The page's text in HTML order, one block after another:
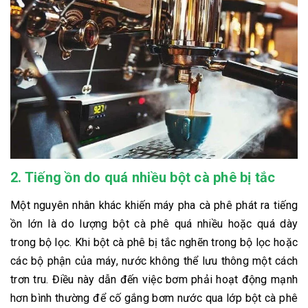
2. Tiếng ồn do quá nhiều bột cà phê bị tắc
Một nguyên nhân khác khiến máy pha cà phê phát ra tiếng
ồn lớn là do lượng bột cà phê quá nhiều hoặc quá dày
trong bộ lọc. Khi bột cà phê bị tắc nghẽn trong bộ lọc hoặc
các bộ phận của máy, nước không thể lưu thông một cách
trơn tru. Điều này dẫn đến việc bơm phải hoạt động mạnh
hơn bình thường để cố gắng bơm nước qua lớp bột cà phê